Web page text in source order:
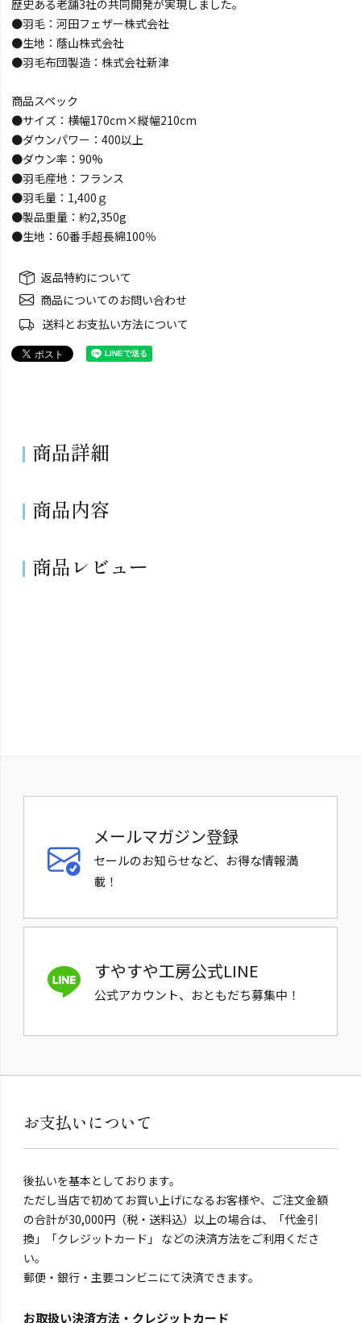
歴史ある老舗3社の共同開発が実現しました。
●羽毛：河田フェザー株式会社
●生地：蔭山株式会社
●羽毛布団製造：株式会社新津
商品スペック
●サイズ：横幅170cm×縦幅210cm
●ダウンパワー：400以上
●ダウン率：90%
●羽毛産地：フランス
●羽毛量：1,400ｇ
●製品重量：約2,350g
●生地：60番手超長綿100％
返品特約について
商品についてのお問い合わせ
送料とお支払い方法について
商品詳細
商品内容
商品レビュー
メールマガジン登録
セールのお知らせなど、お得な情報満
載！
すやすや工房公式LINE
公式アカウント、おともだち募集中！
お支払いについて
後払いを基本としております。
ただし当店で初めてお買い上げになるお客様や、ご注文金額
の合計が30,000円（税・送料込）以上の場合は、「代金引
換」「クレジットカード」 などの決済方法をご利用くださ
い。
郵便・銀行・主要コンビニにて決済できます。
お取扱い決済方法・クレジットカード